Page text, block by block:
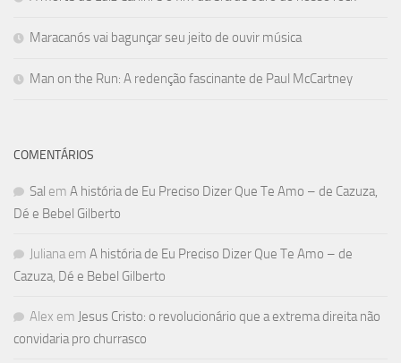
Maracanós vai bagunçar seu jeito de ouvir música
Man on the Run: A redenção fascinante de Paul McCartney
COMENTÁRIOS
Sal em A história de Eu Preciso Dizer Que Te Amo – de Cazuza,
Dé e Bebel Gilberto
Juliana em A história de Eu Preciso Dizer Que Te Amo – de
Cazuza, Dé e Bebel Gilberto
Alex em Jesus Cristo: o revolucionário que a extrema direita não
convidaria pro churrasco